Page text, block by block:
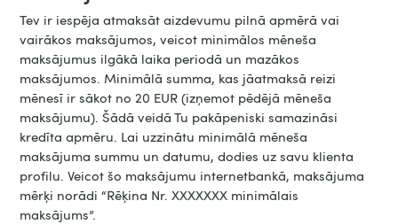
Tev ir iespēja atmaksāt aizdevumu pilnā apmērā vai
vairākos maksājumos, veicot minimālos mēneša
maksājumus ilgākā laika periodā un mazākos
maksājumos. Minimālā summa, kas jāatmaksā reizi
mēnesī ir sākot no 20 EUR (izņemot pēdējā mēneša
maksājumu). Šādā veidā Tu pakāpeniski samazināsi
kredīta apmēru. Lai uzzinātu minimālā mēneša
maksājuma summu un datumu, dodies uz savu klienta
profilu. Veicot šo maksājumu internetbankā, maksājuma
mērķi norādi “Rēķina Nr. XXXXXXX minimālais
maksājums”.